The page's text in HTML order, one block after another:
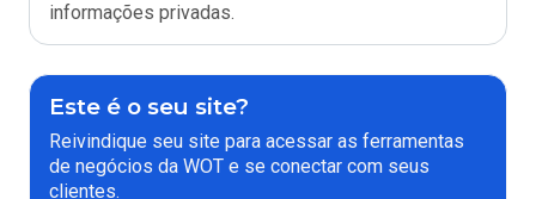
informações privadas.
Este é o seu site?
Reivindique seu site para acessar as ferramentas
de negócios da WOT e se conectar com seus
clientes.